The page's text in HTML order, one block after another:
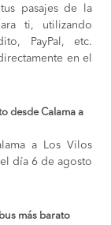
pasajes de la
ti, utilizando
PayPal, etc.
en el
desde Calama a
a Los Vilos
día 6 de agosto
más barato